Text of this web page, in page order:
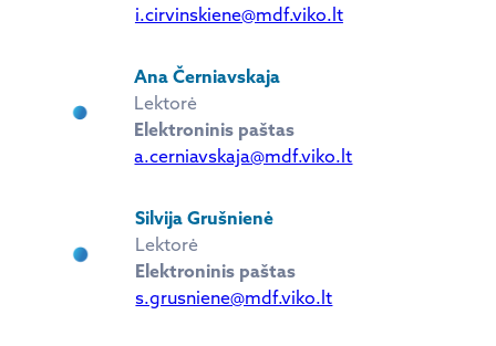
i.cirvinskiene@mdf.viko.lt
Ana Černiavskaja
Lektorė
Elektroninis paštas
a.cerniavskaja@mdf.viko.lt
Silvija Grušnienė
Lektorė
Elektroninis paštas
s.grusniene@mdf.viko.lt